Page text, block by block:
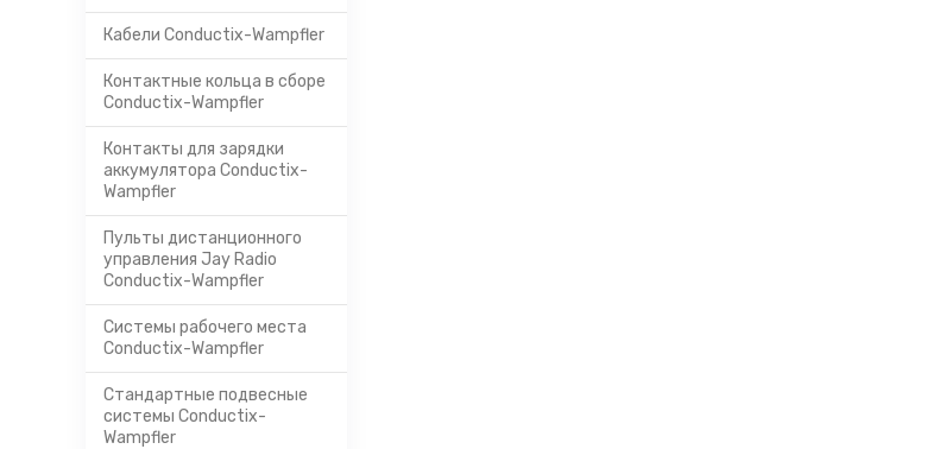
Кабели Conductix-Wampfler
Контактные кольца в сборе
Conductix-Wampfler
Контакты для зарядки
аккумулятора Conductix-
Wampfler
Пульты дистанционного
управления Jay Radio
Conductix-Wampfler
Системы рабочего места
Conductix-Wampfler
Стандартные подвесные
системы Conductix-
Wampfler